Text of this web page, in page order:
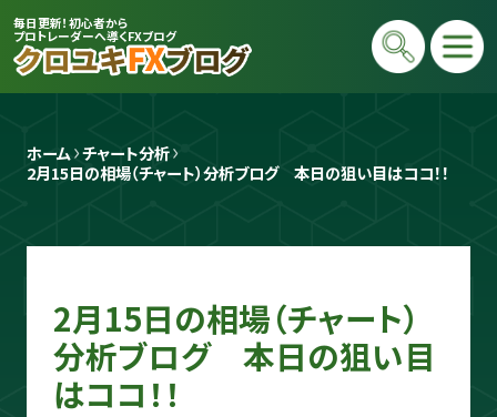
毎日更新！初心者から
プロトレーダーへ導くFXブログ
プロトレーダー
クロユキ
2020年にFXを開始し億トレ達成📈 現在
ホーム チャート分析
2月15日の相場（チャート）分析ブログ　本日の狙い目はココ！！
2月15日の相場（チャート）
分析ブログ 本日の狙い目
はココ！！